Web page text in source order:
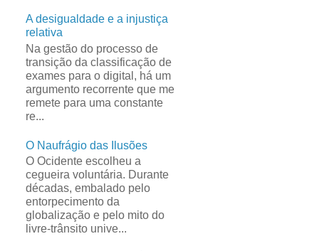
A desigualdade e a injustiça
relativa
Na gestão do processo de
transição da classificação de
exames para o digital, há um
argumento recorrente que me
remete para uma constante
re...
O Naufrágio das Ilusões
O Ocidente escolheu a
cegueira voluntária. Durante
décadas, embalado pelo
entorpecimento da
globalização e pelo mito do
livre-trânsito unive...